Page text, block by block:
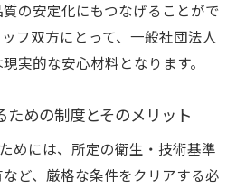
の安定化にもつなげることがで
フ双方にとって、一般社団法人
実的な安心材料となります。
ための制度とそのメリット
めには、所定の衛生・技術基準
ど、厳格な条件をクリアする必